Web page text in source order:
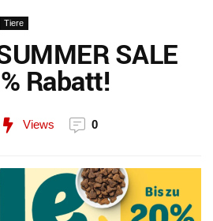
Tiere
SALE
Rabatt!
Views 0